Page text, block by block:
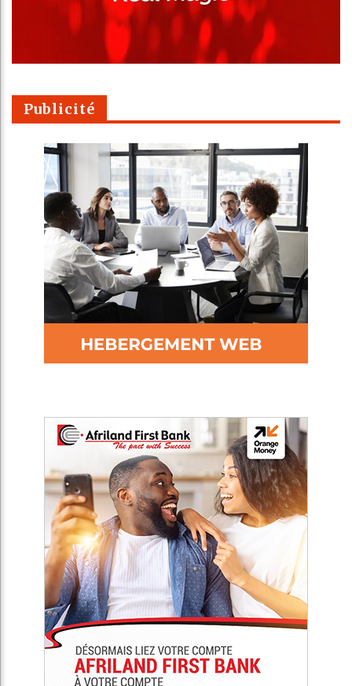
Publicité